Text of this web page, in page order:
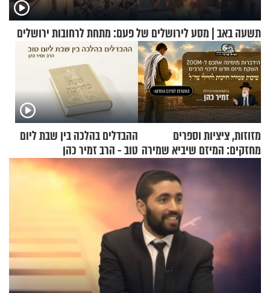
תשעה באב | מסע לירושלים של פעם: מתחת לרחובות ירושלים
מזוזות, ציציות וספרים
מחזקים: המיזם שיביא שמירה
רוחנית לאלפי חיילי צה"ל
ההבדלים בהלכה בין שבת ליום
טוב - הרב זמיר כהן